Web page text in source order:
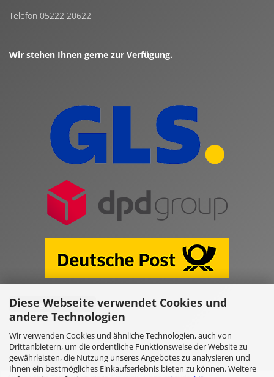
Diese Webseite verwendet Cookies und
andere Technologien
Wir verwenden Cookies und ähnliche Technologien, auch von
Drittanbietern, um die ordentliche Funktionsweise der Website zu
gewährleisten, die Nutzung unseres Angebotes zu analysieren und
Ihnen ein bestmögliches Einkaufserlebnis bieten zu können. Weitere
Telefon 05222 20622
Wir stehen Ihnen gerne zur Verfügung.
Vertrag widerrufen
Online Shop erstellenmit Gambio.de © 2026